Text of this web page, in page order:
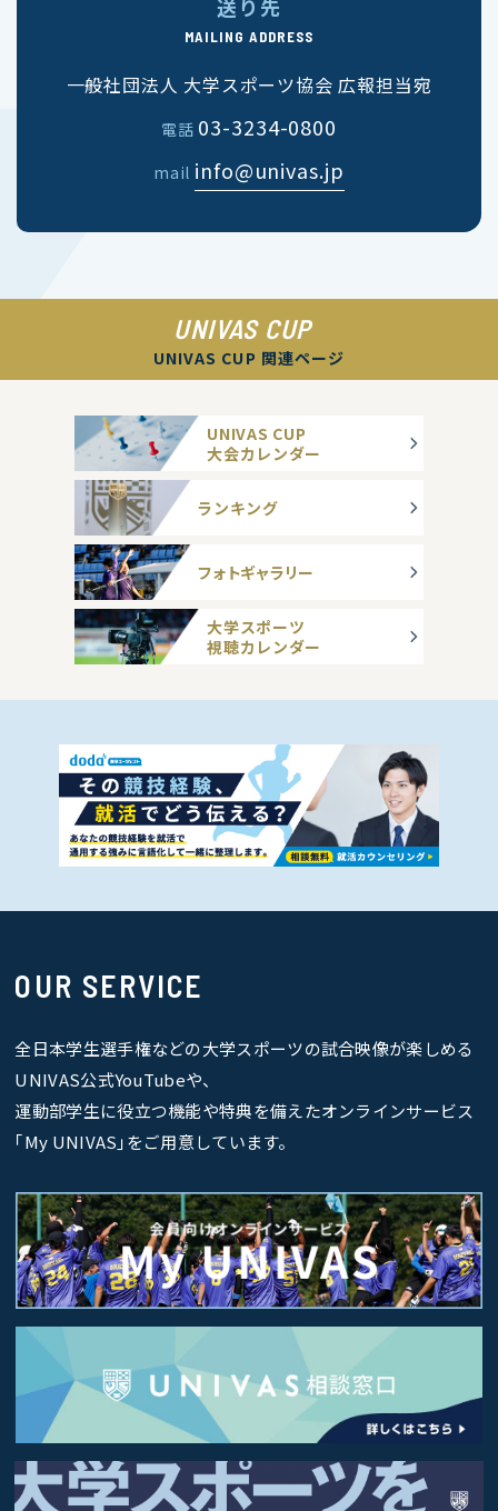
送り先
MAILING ADDRESS
一般社団法人 大学スポーツ協会 広報担当宛
電話 03-3234-0800
mail info@univas.jp
UNIVAS CUP
UNIVAS CUP 関連ページ
UNIVAS CUP
大会カレンダー
ランキング
フォトギャラリー
大学スポーツ
視聴カレンダー
OUR SERVICE
全日本学生選手権などの大学スポーツの試合映像が楽しめる
UNIVAS公式YouTubeや、
運動部学生に役立つ機能や特典を備えたオンラインサービス
｢My UNIVAS｣をご用意しています。